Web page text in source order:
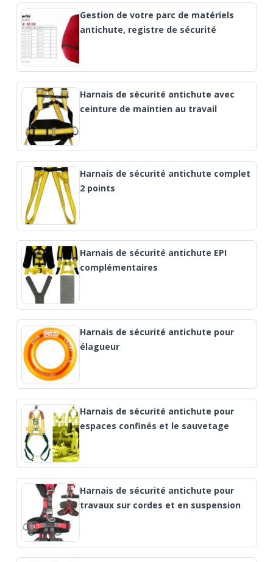
Gestion de votre parc de matériels
antichute, registre de sécurité
Harnais de sécurité antichute avec
ceinture de maintien au travail
Harnais de sécurité antichute complet
2 points
Harnais de sécurité antichute EPI
complémentaires
Harnais de sécurité antichute pour
élagueur
Harnais de sécurité antichute pour
espaces confinés et le sauvetage
Harnais de sécurité antichute pour
travaux sur cordes et en suspension